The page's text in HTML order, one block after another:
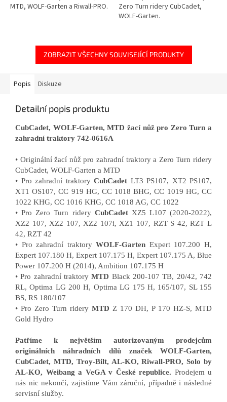
MTD, WOLF-Garten a Riwall-PRO.
Zero Turn ridery CubCadet,
WOLF-Garten.
ZOBRAZIT VŠECHNY SOUVISEJÍCÍ PRODUKTY
Popis Diskuze
Detailní popis produktu
CubCadet, WOLF-Garten, MTD žací nůž pro Zero Turn a
zahradní traktory 742-0616A
• Originální žací nůž pro zahradní traktory a Zero Turn ridery
CubCadet, WOLF-Garten a MTD
• Pro zahradní traktory CubCadet LT3 PS107, XT2 PS107,
XT1 OS107, CC 919 HG, CC 1018 BHG, CC 1019 HG, CC
1022 KHG, CC 1016 KHG, CC 1018 AG, CC 1022
• Pro Zero Turn ridery CubCadetXZ5 L107 (2020-2022),
XZ2 107, XZ2 107, XZ2 107i, XZ1 107, RZT S 42, RZT L
42, RZT 42
• Pro zahradní traktoryWOLF-Garten Expert 107.200 H,
Expert 107.180 H, Expert 107.175 H, Expert 107.175 A, Blue
Power 107.200 H (2014), Ambition 107.175 H
• Pro zahradní traktoryMTD Black 200-107 TB, 20/42, 742
RL, Optima LG 200 H, Optima LG 175 H, 165/107, SL 155
BS, RS 180/107
• Pro Zero Turn ridery MTD Z 170 DH, P 170 HZ-S, MTD
Gold Hydro
Patříme k největším autorizovaným prodejcům
originálních náhradních dílů značek WOLF-Garten,
CubCadet, MTD, Troy-Bilt, AL-KO, Riwall-PRO, Solo by
AL-KO, Weibang a VeGA v České republice. Prodejem u
nás nic nekončí, zajistíme Vám záruční, případně i následné
servisní služby.